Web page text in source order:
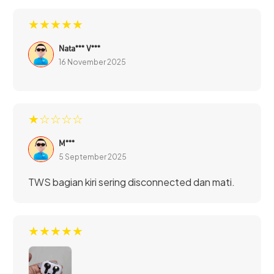
di TWS JETE T16 Series lebih stabil dengan perangkat.
★★★★★
Nata*** V***
16 November 2025
★☆☆☆☆
M***
5 September 2025
TWS bagian kiri sering disconnected dan mati.
★★★★★